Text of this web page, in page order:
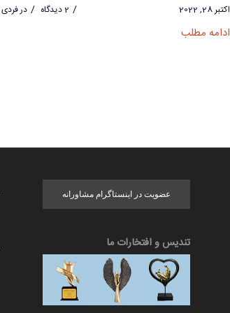
اکتبر 28, 2022 / 2 دیدگاه / درفردی
ادامه مطلب
عضویت در اینستاگرام مشاورانه
تندیس و افتخارات ما